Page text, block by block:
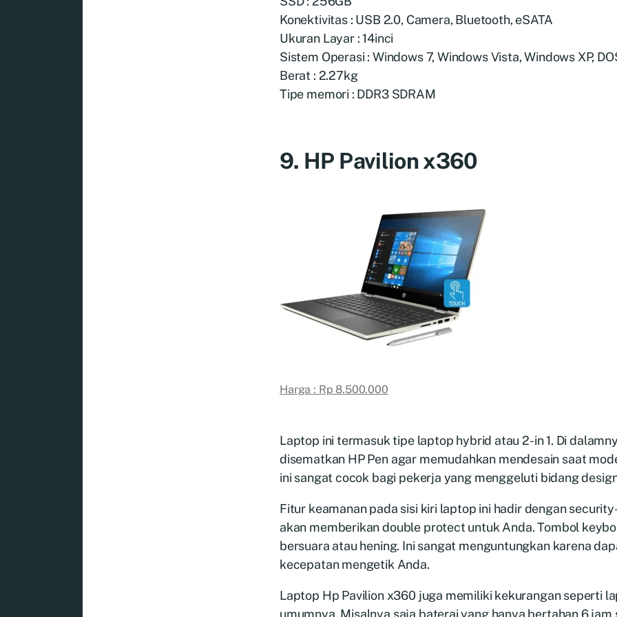
Konektivitas : USB 2.0, Camera, Bluetooth, eSATA
Ukuran Layar : 14inci
Sistem Operasi : Windows 7, Windows Vista, Windows XP,
Berat : 2.27kg
Tipe memori : DDR3 SDRAM
9. HP Pavilion x360
Harga : Rp 8.500.000
Laptop ini termasuk tipe laptop hybrid atau 2-in 1. Di
disematkan HP Pen agar memudahkan mendesain saat
ini sangat cocok bagi pekerja yang menggeluti bidang
Fitur keamanan pada sisi kiri laptop ini hadir dengan
akan memberikan double protect untuk Anda. Tombol
bersuara atau hening. Ini sangat menguntungkan karena
kecepatan mengetik Anda.
Laptop Hp Pavilion x360 juga memiliki kekurangan seperti
umumnya. Misalnya saja baterai yang hanya bertahan 6 jam